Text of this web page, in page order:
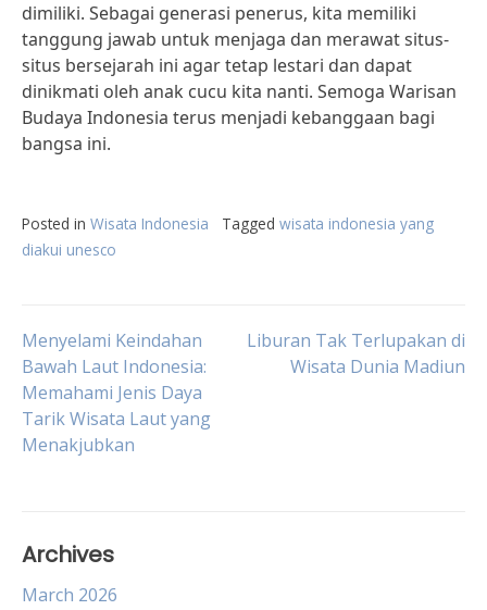
dimiliki. Sebagai generasi penerus, kita memiliki
tanggung jawab untuk menjaga dan merawat situs-
situs bersejarah ini agar tetap lestari dan dapat
dinikmati oleh anak cucu kita nanti. Semoga Warisan
Budaya Indonesia terus menjadi kebanggaan bagi
bangsa ini.
Posted in Wisata Indonesia Tagged wisata indonesia yang
diakui unesco
Post
navigation
Menyelami Keindahan
Bawah Laut Indonesia:
Memahami Jenis Daya
Tarik Wisata Laut yang
Menakjubkan
Liburan Tak Terlupakan di
Wisata Dunia Madiun
Archives
March 2026